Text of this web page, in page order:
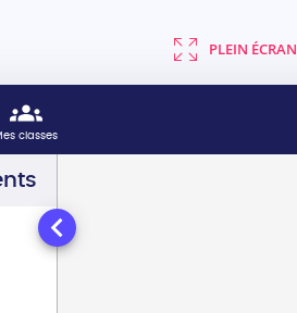
PLEIN ÉCRAN